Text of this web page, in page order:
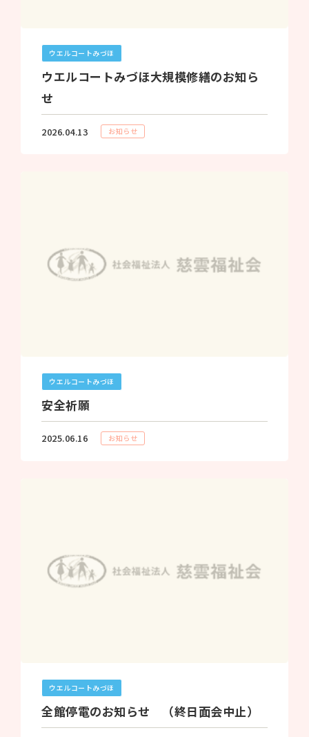
ウエルコートみづほ
ウエルコートみづほ大規模修繕のお知ら
せ
2026.04.13 お知らせ
ウエルコートみづほ
安全祈願
2025.06.16 お知らせ
ウエルコートみづほ
全館停電のお知らせ （終日面会中止）